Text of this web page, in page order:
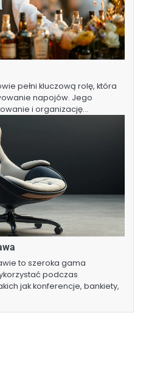
pełni kluczową rolę, która
napojów. Jego
i organizację…
to szeroka gama
podczas
jak konferencje, bankiety,